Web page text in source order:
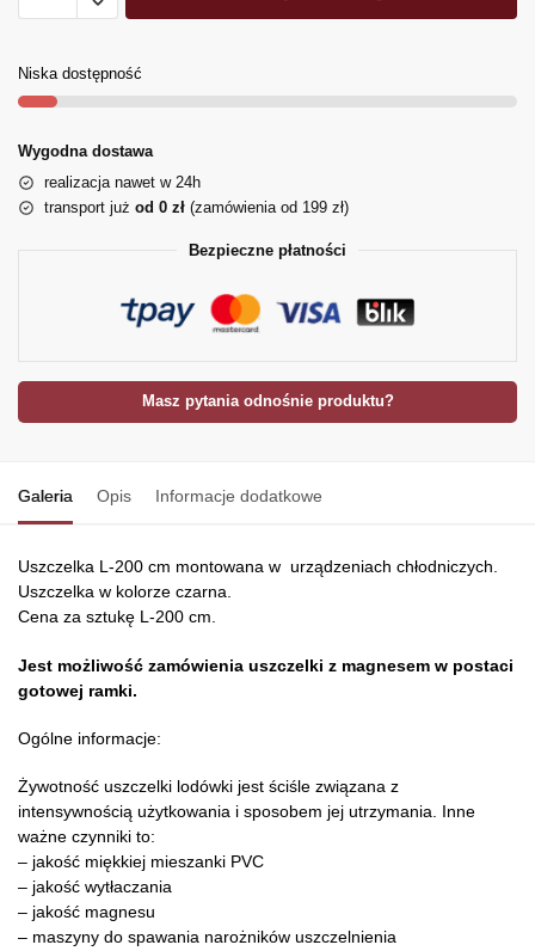
Niska dostępność
Wygodna dostawa
realizacja nawet w 24h
transport już od 0 zł (zamówienia od 199 zł)
Bezpieczne płatności
Masz pytania odnośnie produktu?
Galeria Opis Informacje dodatkowe
Uszczelka L-200 cm montowana w urządzeniach chłodniczych.
Uszczelka w kolorze czarna.
Cena za sztukę L-200 cm.
Jest możliwość zamówienia uszczelki z magnesem w postaci
gotowej ramki.
Ogólne informacje:
Żywotność uszczelki lodówki jest ściśle związana z
intensywnością użytkowania i sposobem jej utrzymania. Inne
ważne czynniki to:
– jakość miękkiej mieszanki PVC
– jakość wytłaczania
– jakość magnesu
– maszyny do spawania narożników uszczelnienia